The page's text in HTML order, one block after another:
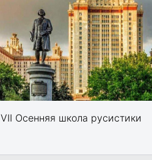
VII Осенняя школа русистики